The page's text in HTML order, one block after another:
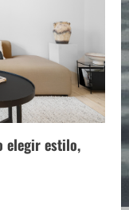
elegir estilo,